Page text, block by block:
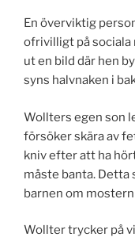
En överviktig
ofrivilligt på sociala
ut en bild där hen
syns halvnaken i
Wollters egen son
försöker skära av
kniv efter att ha
måste banta.
barnen om
Wollter trycker på